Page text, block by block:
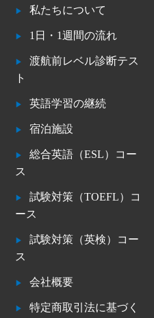
私たちについて
1日・1週間の流れ
渡航前レベル診断テス
ト
英語学習の継続
宿泊施設
総合英語（ESL）コー
ス
試験対策（TOEFL）コ
ース
試験対策（英検）コー
ス
会社概要
特定商取引法に基づく